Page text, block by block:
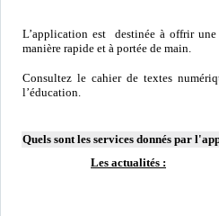
L’application est destinée à offrir
manière rapide et à portée de main.
Consultez le cahier de textes
l’éducation.
Quels sont les services donnés par
Les actualités :